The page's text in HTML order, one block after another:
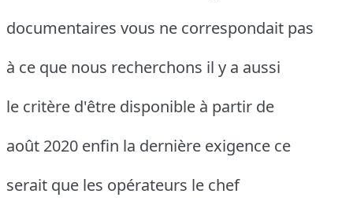
documentaires vous ne correspondait pas
à ce que nous recherchons il y a aussi
le critère d'être disponible à partir de
août 2020 enfin la dernière exigence ce
serait que les opérateurs le chef